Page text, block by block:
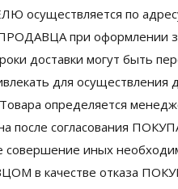
осуществляется по
при оформлении
доставки могут быть
для осуществления
Товара определяется
после согласования
иных
в качестве отказа